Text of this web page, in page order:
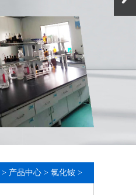
> 产品中心 > 氯化铵 >